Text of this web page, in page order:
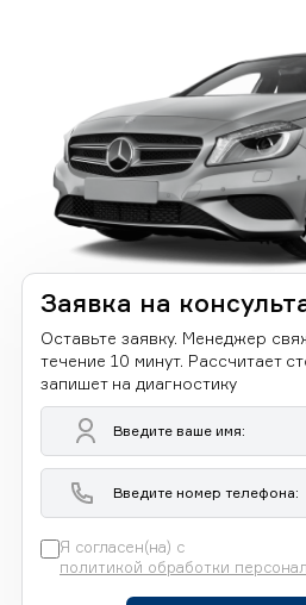
Заявка на
Оставьте заявку. Менеджер
течение 10 минут. Рассчитает
запишет на диагностику
Я согласен(на) с
политикой обработки